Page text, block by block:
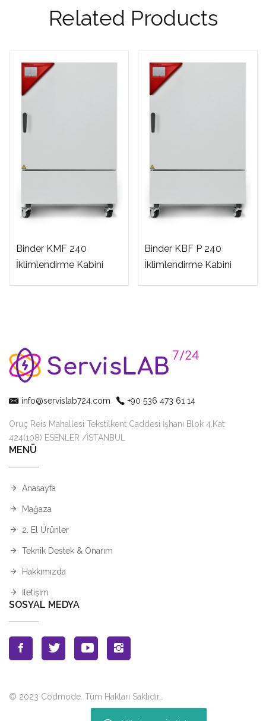
Related Products
Binder KMF 240
İklimlendirme Kabini
Binder KBF P 240
İklimlendirme Kabini
info@servislab724.com +90 536 473 61 14
Oruç Reis Mahallesi Tekstilkent Caddesi İşhanı Blok 4.Kat
424(108) ESENLER /İSTANBUL
MENÜ
Anasayfa
Mağaza
2. El Ürünler
Teknik Destek & Onarım
Hakkımızda
İletişim
SOSYAL MEDYA
© 2023 Codmode. Tüm Hakları Saklıdır.